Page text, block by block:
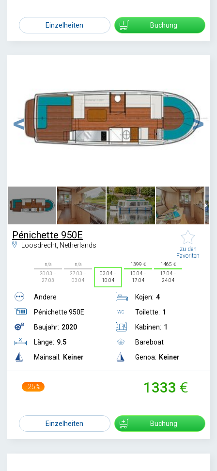
Einzelheiten Buchung
Pénichette 950E
Loosdrecht, Netherlands
zu den
Favoriten
n/a
20.03 –
27.03
n/a
27.03 –
03.04
03.04 –
10.04
1399
10.04 –
17.04
1465
17.04 –
24.04
Andere
Pénichette 950E
Baujahr: 2020
Länge: 9.5
Mainsail: Keiner
Kojen: 4
Toilette: 1
Kabinen: 1
Bareboat
Genoa: Keiner
-25% 1333
Einzelheiten Buchung